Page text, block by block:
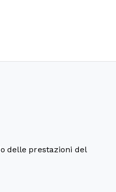
delle prestazioni del